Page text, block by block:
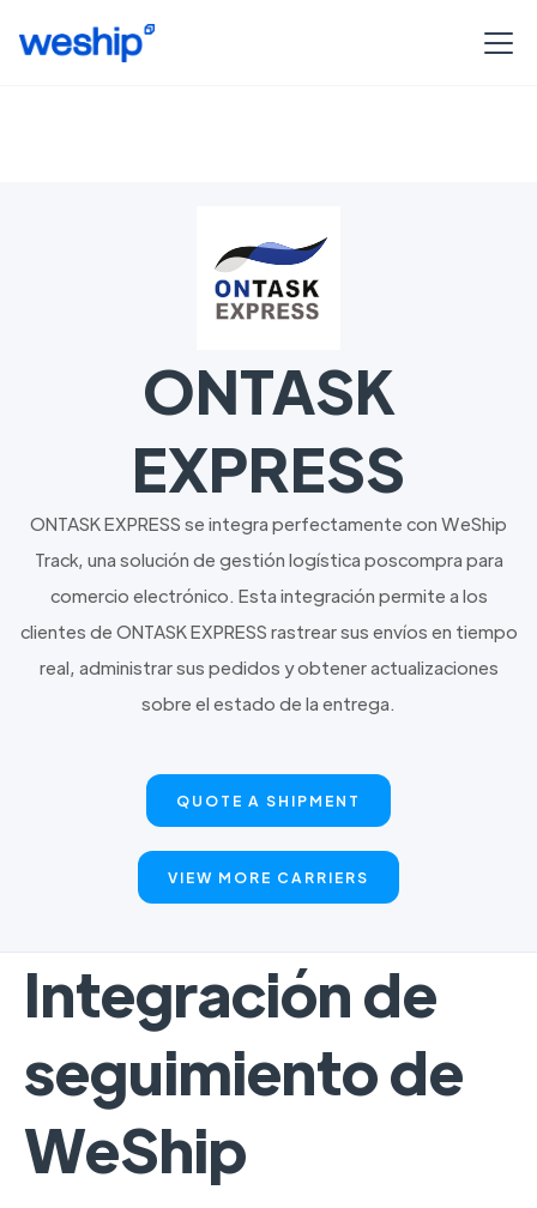
ONTASK
EXPRESS
ONTASK EXPRESS se integra perfectamente con WeShip
Track, una solución de gestión logística poscompra para
comercio electrónico. Esta integración permite a los
clientes de ONTASK EXPRESS rastrear sus envíos en tiempo
real, administrar sus pedidos y obtener actualizaciones
sobre el estado de la entrega.
QUOTE A SHIPMENT
VIEW MORE CARRIERS
Integración de
seguimiento de
WeShip